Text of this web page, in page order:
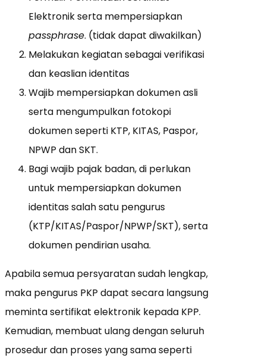
Elektronik serta mempersiapkan
passphrase. (tidak dapat diwakilkan)
Melakukan kegiatan sebagai verifikasi
dan keaslian identitas
Wajib mempersiapkan dokumen asli
serta mengumpulkan fotokopi
dokumen seperti KTP, KITAS, Paspor,
NPWP dan SKT.
Bagi wajib pajak badan, di perlukan
untuk mempersiapkan dokumen
identitas salah satu pengurus
(KTP/KITAS/Paspor/NPWP/SKT), serta
dokumen pendirian usaha.
Apabila semua persyaratan sudah lengkap,
maka pengurus PKP dapat secara langsung
meminta sertifikat elektronik kepada KPP.
Kemudian, membuat ulang dengan seluruh
prosedur dan proses yang sama seperti